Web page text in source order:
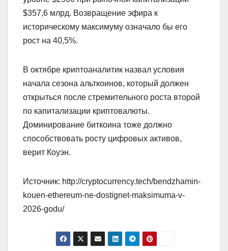
$357,6 млрд. Возвращение эфира к
историческому максимуму означало бы его
рост на 40,5%.
В октябре криптоаналитик назвал условия
начала сезона альткоинов, который должен
открыться после стремительного роста второй
по капитализации криптовалюты.
Доминирование биткоина тоже должно
способствовать росту цифровых активов,
верит Коуэн.
Источник: http://cryptocurrency.tech/bendzhamin-
kouen-ethereum-ne-dostignet-maksimuma-v-
2026-godu/